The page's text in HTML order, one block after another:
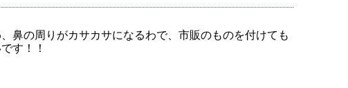
の周りがカサカサになるわで、市販のものを付けても
す！！